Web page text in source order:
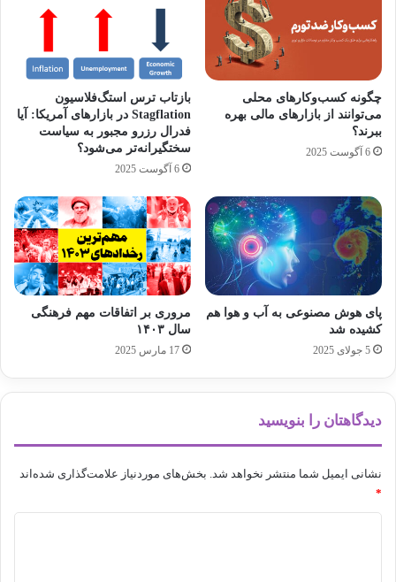
چگونه کسب‌وکارهای محلی
می‌توانند از بازارهای مالی بهره
ببرند؟
6 آگوست 2025
بازتاب ترس استگ‌فلاسیون
Stagflation در بازارهای آمریکا: آیا
فدرال رزرو مجبور به سیاست
سختگیرانه‌تر می‌شود؟
6 آگوست 2025
پای هوش مصنوعی به آب و هوا هم
کشیده شد
5 جولای 2025
مروری بر اتفاقات مهم فرهنگی
سال ۱۴۰۳
17 مارس 2025
دیدگاهتان را بنویسید
نشانی ایمیل شما منتشر نخواهد شد. بخش‌های موردنیاز علامت‌گذاری شده‌اند
*